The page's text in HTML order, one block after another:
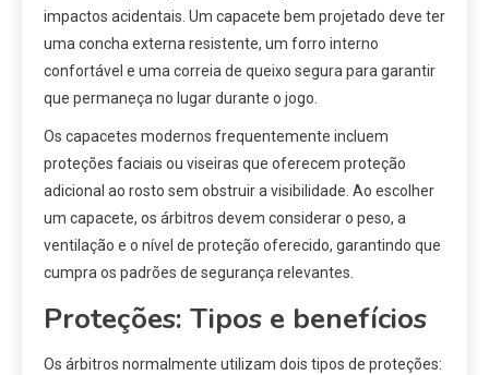
impactos acidentais. Um capacete bem projetado deve ter
uma concha externa resistente, um forro interno
confortável e uma correia de queixo segura para garantir
que permaneça no lugar durante o jogo.
Os capacetes modernos frequentemente incluem
proteções faciais ou viseiras que oferecem proteção
adicional ao rosto sem obstruir a visibilidade. Ao escolher
um capacete, os árbitros devem considerar o peso, a
ventilação e o nível de proteção oferecido, garantindo que
cumpra os padrões de segurança relevantes.
Proteções: Tipos e benefícios
Os árbitros normalmente utilizam dois tipos de proteções: